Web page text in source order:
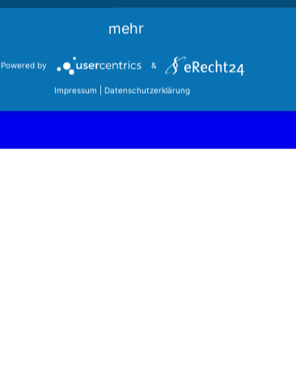
mehr
Powered by &
Impressum Datenschutzerklärung